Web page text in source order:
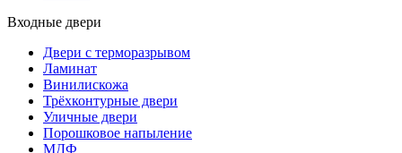
Входные двери
Двери с терморазрывом
Ламинат
Винилискожа
Трёхконтурные двери
Уличные двери
Порошковое напыление
МДФ